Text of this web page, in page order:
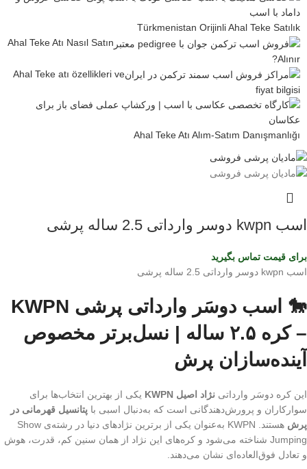
Türkmenistan Orijinli Ahal Teke Satılık
Ahal Teke Atı Nasıl Satın
Alınır?
Ahal Teke atı özellikleri ve
fiyat bilgisi
Ahal Teke Atı Alım-Satım Danışmanlığı
اسب kwpn دوسر وارداتی 2.5 ساله پرشی
برای قیمت تماس بگیرید
اسب kwpn دوسر وارداتی 2.5 ساله پرشی
🐎 اسب دوسَر وارداتی پرشی KWPN
– کره ۲.۵ ساله | نسل‌برتر مخصوص
آینده‌سازان پرش
این کره دوسَر وارداتی نژاد اصیل KWPN
یکی از بهترین انتخاب‌ها برای
سوارکاران و پرورش‌دهندگانی است که به‌دنبال اسبی با پتانسیل قهرمانی در
پرش
هستند. KWPN به‌عنوان یکی از برترین نژادهای دنیا در رشته‌ی Show
Jumping شناخته می‌شود و کره‌های این نژاد از همان سنین کم، قدرت، هوش
و تعادل فوق‌العاده‌ای نشان می‌دهند.